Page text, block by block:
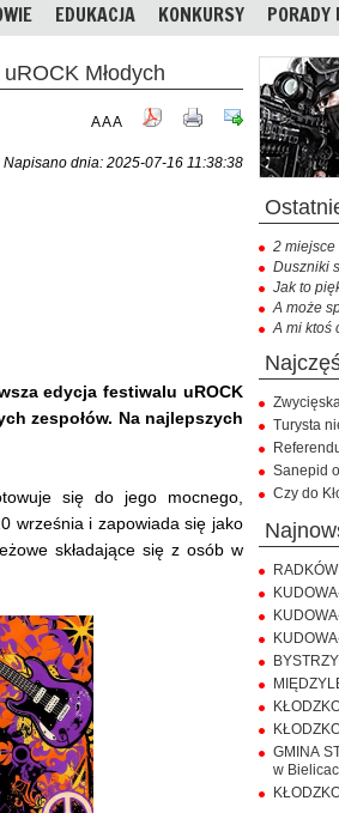
EDUKACJA KONKURSY PORADY
Młodych
AAA
Napisano dnia: 2025-07-16 11:38:38
edycja festiwalu uROCK
zespołów. Na najlepszych
się do jego mocnego,
września i zapowiada się jako
składające się z osób w
2 miejsce
Duszniki
Jak to
A może
A mi ktoś
Turysta
Sanepid
Czy do
GMINA
w